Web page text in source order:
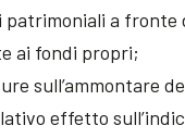
patrimoniali a fronte
ai fondi propri;
sull’ammontare
effetto